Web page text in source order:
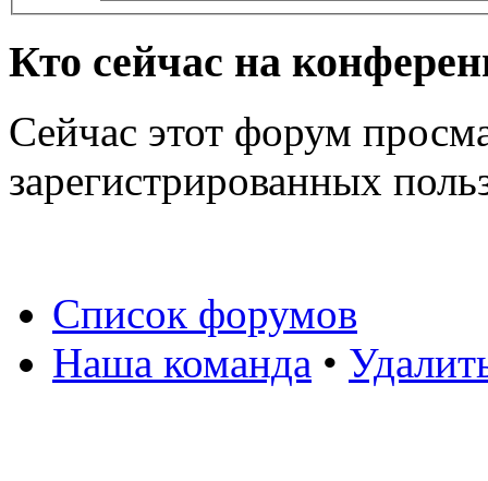
Кто сейчас на
Сейчас этот форум
зарегистрированных
Список форумов
Наша команда •